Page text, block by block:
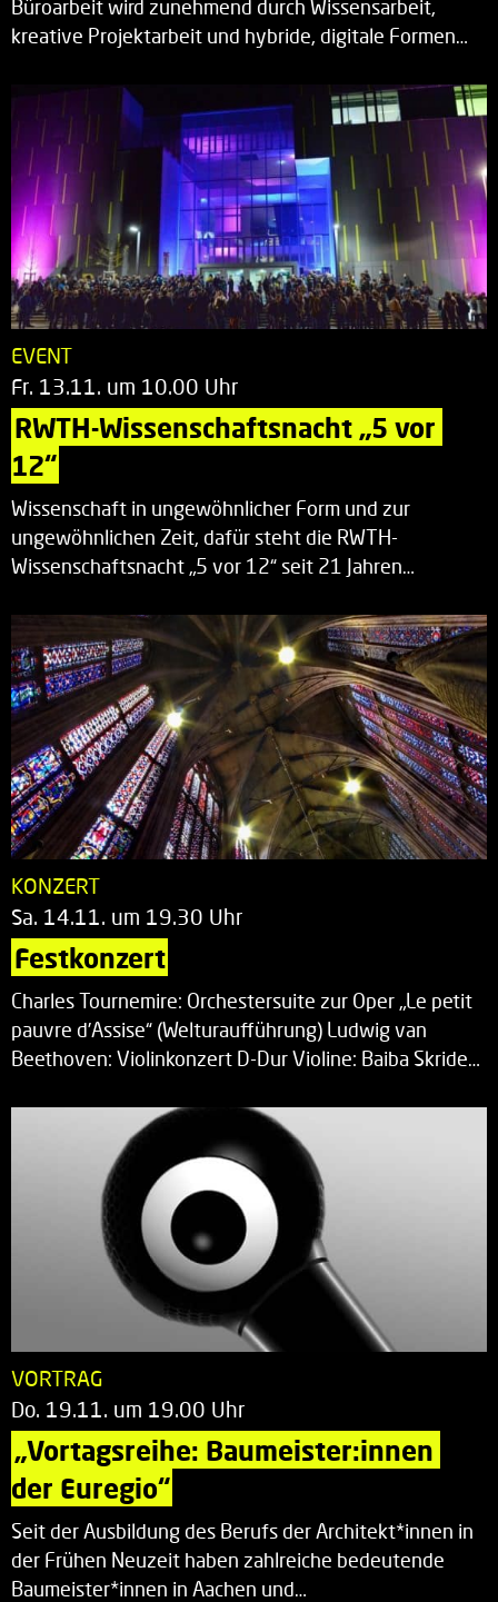
Büroarbeit wird zunehmend durch Wissensarbeit,
kreative Projektarbeit und hybride, digitale Formen…
EVENT
Fr. 13.11. um 10.00 Uhr
RWTH-Wissenschaftsnacht „5 vor
12“
Wissenschaft in ungewöhnlicher Form und zur
ungewöhnlichen Zeit, dafür steht die RWTH-
Wissenschaftsnacht „5 vor 12“ seit 21 Jahren…
KONZERT
Sa. 14.11. um 19.30 Uhr
Festkonzert
Charles Tournemire: Orchestersuite zur Oper „Le petit
pauvre d’Assise“ (Welturaufführung) Ludwig van
Beethoven: Violinkonzert D-Dur Violine: Baiba Skride…
VORTRAG
Do. 19.11. um 19.00 Uhr
„Vortagsreihe: Baumeister:innen
der Euregio“
Seit der Ausbildung des Berufs der Architekt*innen in
der Frühen Neuzeit haben zahlreiche bedeutende
Baumeister*innen in Aachen und…